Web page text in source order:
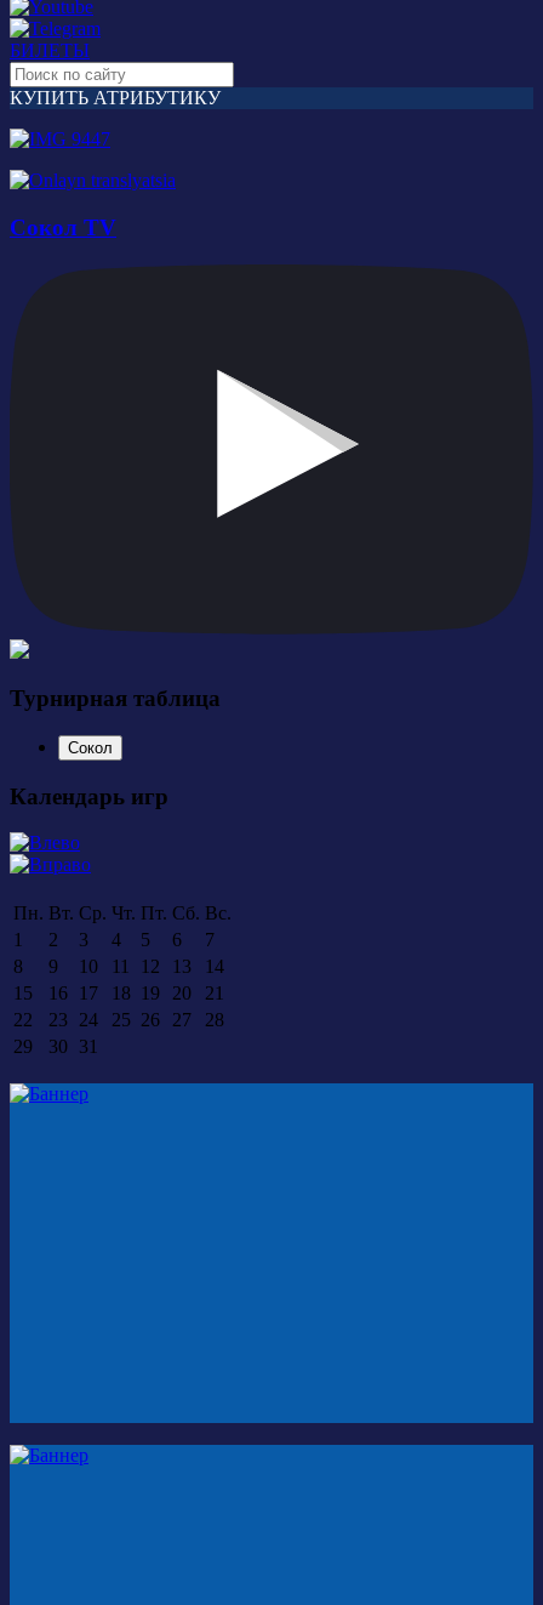
БИЛЕТЫ
КУПИТЬ АТРИБУТИКУ
Сокол TV
Турнирная таблица
Сокол
Календарь игр
Пн. Вт. Ср. Чт. Пт. Сб. Вс.
1
2 3 4 5 6
7
8
9 10 11 12 13
14
15
16 17 18 19 20
21
22
23 24 25 26 27
28
29
30 31